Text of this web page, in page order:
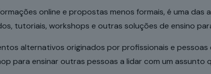
online e propostas menos formais, é uma
tutoriais, workshops e outras soluções de ensino
alternativos originados por profissionais e
para ensinar outras pessoas a lidar com um assunto